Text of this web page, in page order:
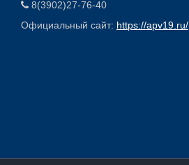
8(3902)27-76-40
Официальный сайт: https://apv19.ru/